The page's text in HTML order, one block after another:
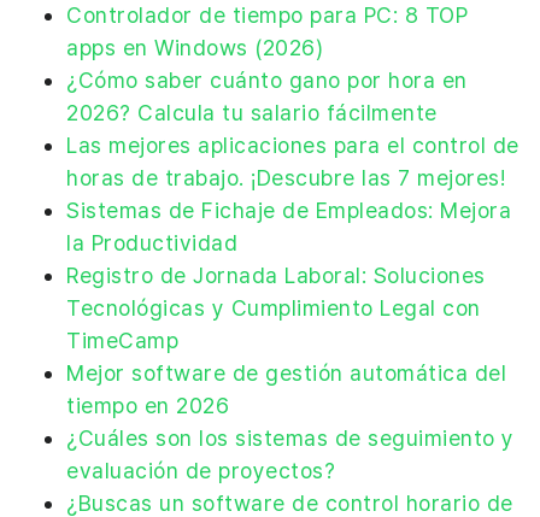
Controlador de tiempo para PC: 8 TOP
apps en Windows (2026)
¿Cómo saber cuánto gano por hora en
2026? Calcula tu salario fácilmente
Las mejores aplicaciones para el control de
horas de trabajo. ¡Descubre las 7 mejores!
Sistemas de Fichaje de Empleados: Mejora
la Productividad
Registro de Jornada Laboral: Soluciones
Tecnológicas y Cumplimiento Legal con
TimeCamp
Mejor software de gestión automática del
tiempo en 2026
¿Cuáles son los sistemas de seguimiento y
evaluación de proyectos?
¿Buscas un software de control horario de